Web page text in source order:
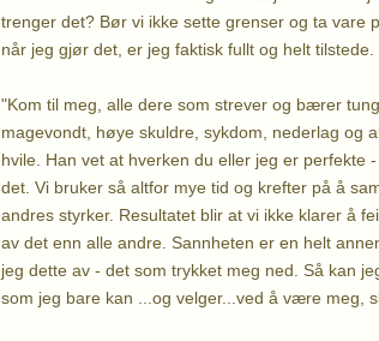
trenger det? Bør vi ikke sette grenser og ta vare
når jeg gjør det, er jeg faktisk fullt og helt tilstede.
"Kom til meg, alle dere som strever og bærer
magevondt, høye skuldre, sykdom, nederlag og
hvile. Han vet at hverken du eller jeg er perfekte
det. Vi bruker så altfor mye tid og krefter på å
andres styrker. Resultatet blir at vi ikke klarer å
av det enn alle andre. Sannheten er en helt
jeg dette av - det som trykket meg ned. Så kan
som jeg bare kan ...og velger...ved å være meg,